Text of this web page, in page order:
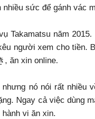
sức để gánh vác
Takamatsu năm
người xem cho tiền.
, ăn xin online.
nó nói rất nhiều
Ngay cả việc dùng
vi ăn xin.